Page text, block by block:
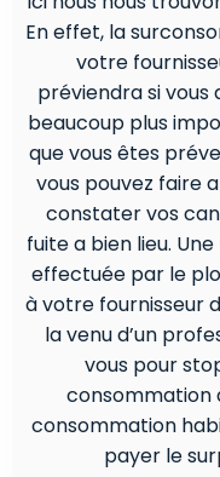
En effet, la
votre
préviendra si vous
beaucoup plus
que vous êtes
vous pouvez faire
constater vos
fuite a bien lieu.
effectuée par le
à votre fournisseur
la venu d’un
vous pour
consommation
consommation
payer le